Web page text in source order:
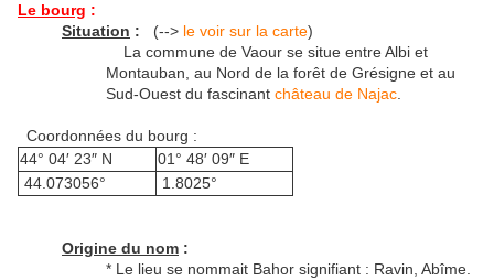
Le bourg :
Situation : (--> le voir sur la carte)
La commune de Vaour se situe entre Albi et
Montauban, au Nord de la forêt de Grésigne et au
Sud-Ouest du fascinant château de Najac
Coordonnées du bourg :
44° 04′ 23″ N
01° 48′ 09″ E
44.073056°
1.8025°
Origine du nom :
* Le lieu se nommait Bahor signifiant : Ravin, Abîme.